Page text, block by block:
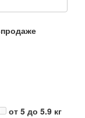
от 5 до 5.9 кг